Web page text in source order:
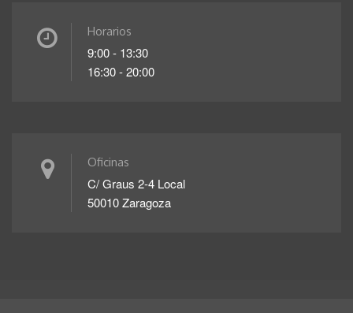
Horarios
9:00 - 13:30
16:30 - 20:00
Oficinas
C/ Graus 2-4 Local
50010 Zaragoza